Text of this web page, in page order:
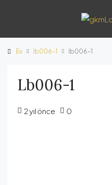
Ev lb006-1 lb006-1
Lb006-1
2 yıl önce 0